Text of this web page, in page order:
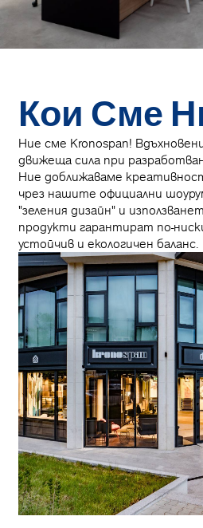
Кои Сме
Ние сме Kronospan!
движеща сила при
Ние доближаваме
чрез нашите официални
"зеления дизайн" и
продукти гарантират по-
устойчив и екологичен баланс.